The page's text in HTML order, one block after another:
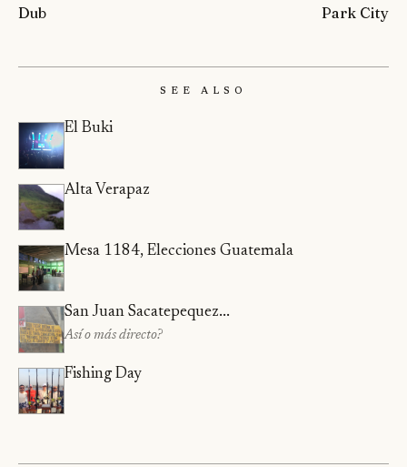
Dub Park City
See Also
El Buki
Alta Verapaz
Mesa 1184, Elecciones Guatemala
San Juan Sacatepequez...
Así o más directo?
Fishing Day